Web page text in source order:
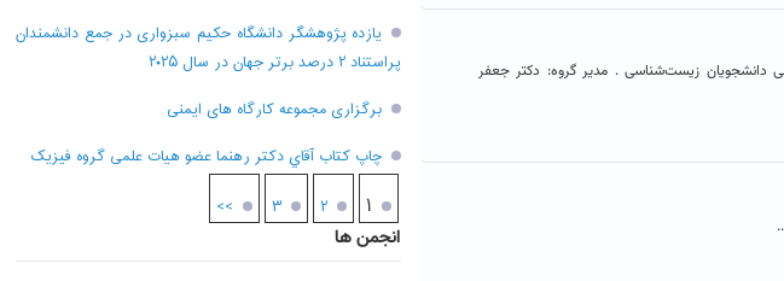
دانشجویان زیست‌شناسی . مدیر گروه: دکتر جعفر
یازده پژوهشگر دانشگاه حکیم سبزواری در جمع دانشمندان
پراستناد ۲ درصد برتر جهان در سال ۲۰۲۵
برگزاری مجموعه کارگاه های ایمنی
چاپ کتاب آقاي دکتر رهنما عضو هیات علمی گروه فیزیک
۱ ۲ ۳ >>
انجمن ها